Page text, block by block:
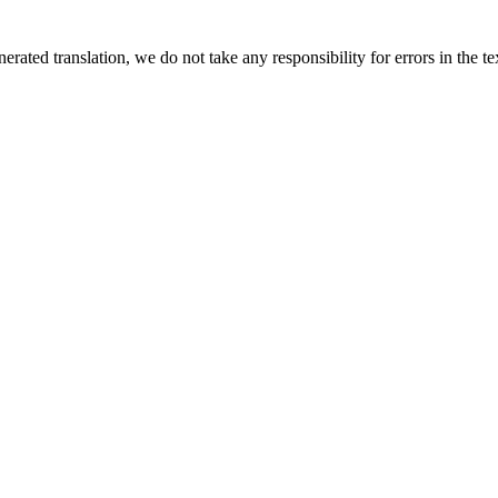
translation, we do not take any responsibility for errors in the